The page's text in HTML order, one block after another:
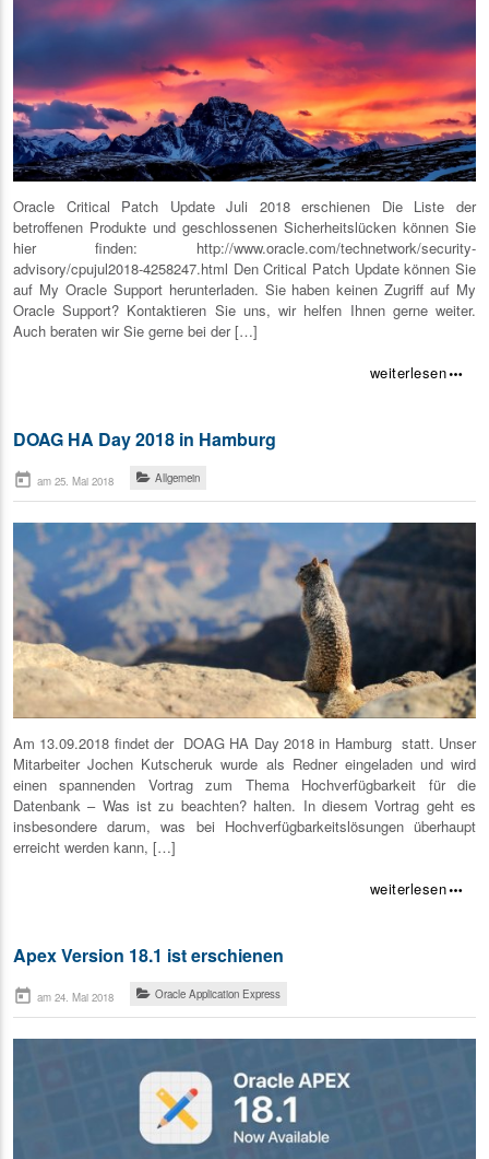
Oracle Critical Patch Update Juli 2018 erschienen Die Liste der
betroffenen Produkte und geschlossenen Sicherheitslücken können Sie
hier finden: http://www.oracle.com/technetwork/security-
advisory/cpujul2018-4258247.html Den Critical Patch Update können Sie
auf My Oracle Support herunterladen. Sie haben keinen Zugriff auf My
Oracle Support? Kontaktieren Sie uns, wir helfen Ihnen gerne weiter.
Auch beraten wir Sie gerne bei der […]
weiterlesenmore_horiz
DOAG HA Day 2018 in Hamburg
today am 25. Mai 2018 Allgemein
Am 13.09.2018 findet der DOAG HA Day 2018 in Hamburg statt. Unser
Mitarbeiter Jochen Kutscheruk wurde als Redner eingeladen und wird
einen spannenden Vortrag zum Thema Hochverfügbarkeit für die
Datenbank – Was ist zu beachten? halten. In diesem Vortrag geht es
insbesondere darum, was bei Hochverfügbarkeitslösungen überhaupt
erreicht werden kann, […]
weiterlesenmore_horiz
Apex Version 18.1 ist erschienen
today am 24. Mai 2018 Oracle Application Express